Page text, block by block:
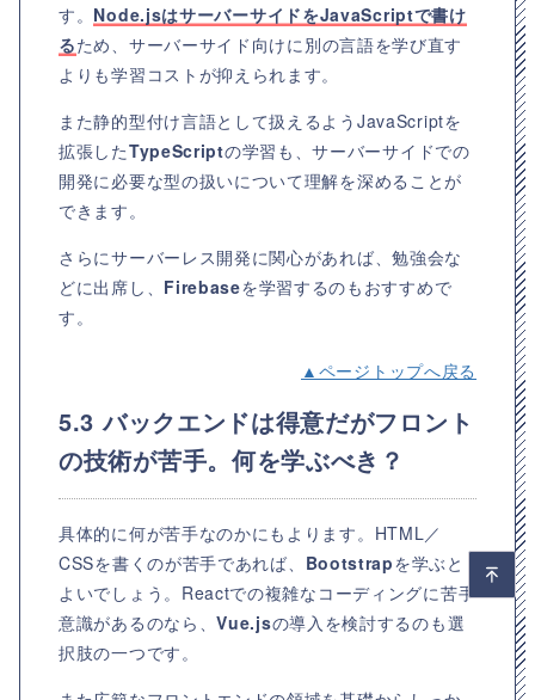
す。 Node.jsはサーバーサイドをJavaScriptで書け
るため、サーバーサイド向けに別の言語を学び直す
よりも学習コストが抑えられます。
また静的型付け言語として扱えるようJavaScriptを
拡張したTypeScriptの学習も、サーバーサイドでの
開発に必要な型の扱いについて理解を深めることが
できます。
さらにサーバーレス開発に関心があれば、勉強会な
どに出席し、 Firebaseを学習するのもおすすめで
す。
▲ページトップへ戻る
5.3 バックエンドは得意だがフロント
の技術が苦手。何を学ぶべき？
具体的に何が苦手なのかにもよります。HTML／
CSSを書くのが苦手であれば、 Bootstrapを学ぶと
よいでしょう。Reactでの複雑なコーディングに苦手
意識があるのなら、Vue.jsの導入を検討するのも選
択肢の一つです。